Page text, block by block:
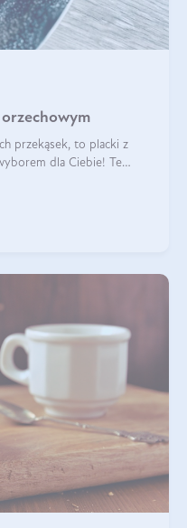
orzechowym
przekąsek, to placki z
dla Ciebie! Te